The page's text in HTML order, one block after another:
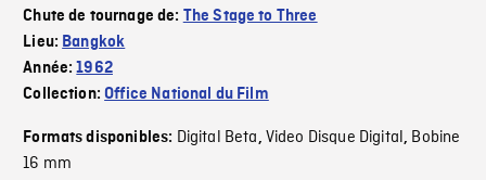
Chute de tournage de: The Stage to Three
Lieu: Bangkok
Année:1962
Collection:Office National du Film
Formats disponibles: Digital Beta, Video Disque Digital, Bobine
16 mm